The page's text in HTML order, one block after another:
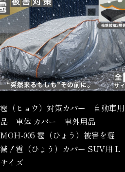
雹（ヒョウ）対策カバー 自動車用
品 車体 カバー 車外用品
MOH-005 雹（ひょう）被害を軽
減！雹（ひょう）カバー SUV用 L
サイズ